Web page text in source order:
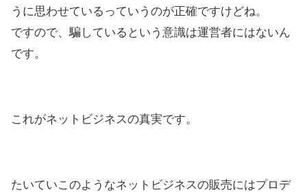
うに思わせているっていうのが正確ですけどね。
ですので、騙しているという意識は運営者にはないん
です。
これがネットビジネスの真実です。
たいていこのようなネットビジネスの販売にはプロデ